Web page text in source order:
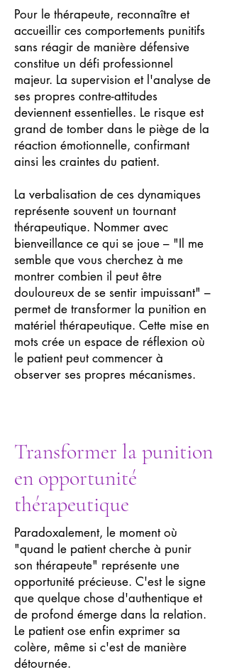
Pour le thérapeute, reconnaître et
accueillir ces comportements punitifs
sans réagir de manière défensive
constitue un défi professionnel
majeur. La supervision et l'analyse de
ses propres contre-attitudes
deviennent essentielles. Le risque est
grand de tomber dans le piège de la
réaction émotionnelle, confirmant
ainsi les craintes du patient.
La verbalisation de ces dynamiques
représente souvent un tournant
thérapeutique. Nommer avec
bienveillance ce qui se joue – "Il me
semble que vous cherchez à me
montrer combien il peut être
douloureux de se sentir impuissant" –
permet de transformer la punition en
matériel thérapeutique. Cette mise en
mots crée un espace de réflexion où
le patient peut commencer à
observer ses propres mécanismes.
Transformer la punition
en opportunité
thérapeutique
Paradoxalement, le moment où
"quand le patient cherche à punir
son thérapeute" représente une
opportunité précieuse. C'est le signe
que quelque chose d'authentique et
de profond émerge dans la relation.
Le patient ose enfin exprimer sa
colère, même si c'est de manière
détournée.